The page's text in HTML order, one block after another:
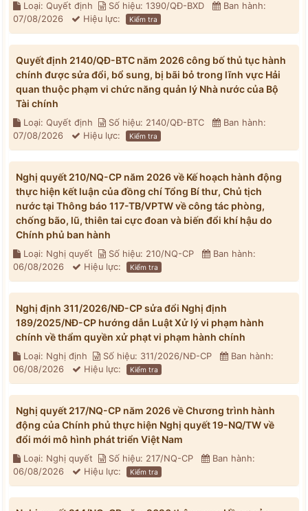
Loại: Quyết định Số hiệu: 1390/QĐ-BXD
Ban hành:
07/08/2026
Hiệu lực: Kiểm tra
Quyết định 2140/QĐ-BTC năm 2026 công bố thủ tục hành
chính được sửa đổi, bổ sung, bị bãi bỏ trong lĩnh vực Hải
quan thuộc phạm vi chức năng quản lý Nhà nước của Bộ
Tài chính
Loại: Quyết định Số hiệu: 2140/QĐ-BTC
Ban hành:
07/08/2026
Hiệu lực: Kiểm tra
Nghị quyết 210/NQ-CP năm 2026 về Kế hoạch hành động
thực hiện kết luận của đồng chí Tổng Bí thư, Chủ tịch
nước tại Thông báo 117-TB/VPTW về công tác phòng,
chống bão, lũ, thiên tai cực đoan và biến đổi khí hậu do
Chính phủ ban hành
Loại: Nghị quyết Số hiệu: 210/NQ-CP
Ban hành:
06/08/2026
Hiệu lực: Kiểm tra
Nghị định 311/2026/NĐ-CP sửa đổi Nghị định
189/2025/NĐ-CP hướng dẫn Luật Xử lý vi phạm hành
chính về thẩm quyền xử phạt vi phạm hành chính
Loại: Nghị định Số hiệu: 311/2026/NĐ-CP
Ban hành:
06/08/2026
Hiệu lực: Kiểm tra
Nghị quyết 217/NQ-CP năm 2026 về Chương trình hành
động của Chính phủ thực hiện Nghị quyết 19-NQ/TW về
đổi mới mô hình phát triển Việt Nam
Loại: Nghị quyết Số hiệu: 217/NQ-CP
Ban hành:
06/08/2026
Hiệu lực: Kiểm tra